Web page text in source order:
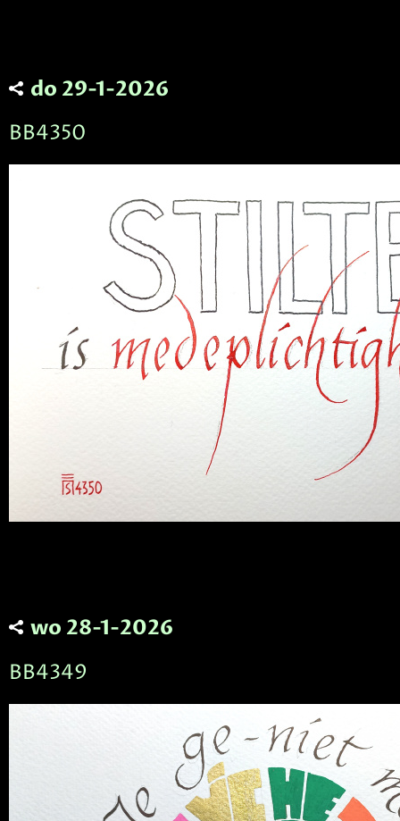
do 29-1-2026
BB4350
wo 28-1-2026
BB4349